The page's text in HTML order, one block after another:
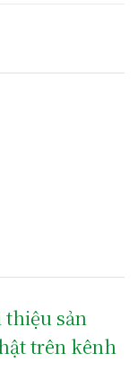
thiệu sản
trên kênh